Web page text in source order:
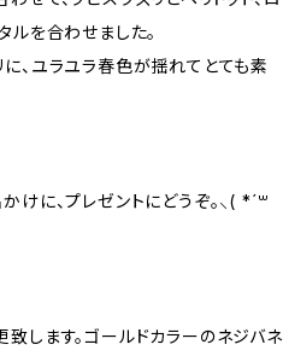
ルを合わせました。
、ユラユラ春色が揺れてとても素
けに、プレゼントにどうぞ。⸜( *´꒳
します。ゴールドカラーのネジバネ